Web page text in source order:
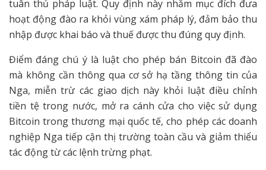
tuân thủ pháp luật. Quy định này nhằm mục đích đưa
hoạt động đào ra khỏi vùng xám pháp lý, đảm bảo thu
nhập được khai báo và thuế được thu đúng quy định.
Điểm đáng chú ý là luật cho phép bán Bitcoin đã đào
mà không cần thông qua cơ sở hạ tầng thông tin của
Nga, miễn trừ các giao dịch này khỏi luật điều chỉnh
tiền tệ trong nước, mở ra cánh cửa cho việc sử dụng
Bitcoin trong thương mại quốc tế, cho phép các doanh
nghiệp Nga tiếp cận thị trường toàn cầu và giảm thiểu
tác động từ các lệnh trừng phạt.